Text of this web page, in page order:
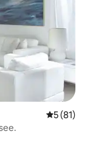
5 av 5 i
5 (81)